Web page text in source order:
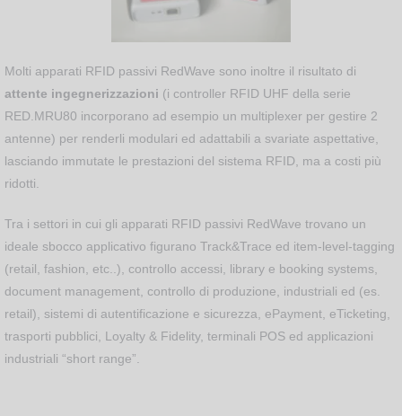
Molti apparati RFID passivi RedWave sono inoltre il risultato di
attente ingegnerizzazioni (i controller RFID UHF della serie
RED.MRU80 incorporano ad esempio un multiplexer per gestire 2
antenne) per renderli modulari ed adattabili a svariate aspettative,
lasciando immutate le prestazioni del sistema RFID, ma a costi più
ridotti.
Tra i settori in cui gli apparati RFID passivi RedWave trovano un
ideale sbocco applicativo figurano Track&Trace ed item-level-tagging
(retail, fashion, etc..), controllo accessi, library e booking systems,
document management, controllo di produzione, industriali ed (es.
retail), sistemi di autentificazione e sicurezza, ePayment, eTicketing,
trasporti pubblici, Loyalty & Fidelity, terminali POS ed applicazioni
industriali “short range”.